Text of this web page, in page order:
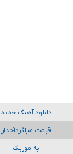
دانلود آهنگ جدید
قیمت میلگردآجدار
به موزیک